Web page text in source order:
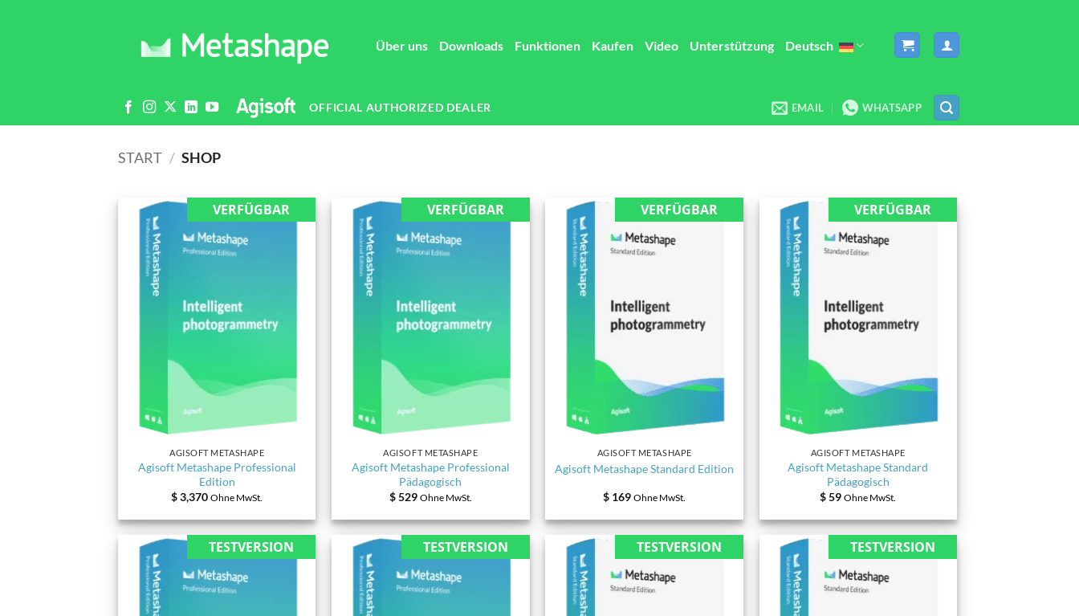
Über uns Downloads Funktionen Kaufen Video Unterstützung Deutsch
OFFICIAL AUTHORIZED DEALER EMAIL WHATSAPP
START / SHOP
VERFÜGBAR
AGISOFT METASHAPE
Agisoft Metashape Professional
Edition
$3,370 Ohne MwSt.
VERFÜGBAR
AGISOFT METASHAPE
Agisoft Metashape Professional
Pädagogisch
$529 Ohne MwSt.
VERFÜGBAR
AGISOFT METASHAPE
Agisoft Metashape Standard Edition
$ 169 Ohne MwSt.
VERFÜGBAR
AGISOFT METASHAPE
Agisoft Metashape Standard
Pädagogisch
$59 Ohne MwSt.
TESTVERSION TESTVERSION TESTVERSION TESTVERSION